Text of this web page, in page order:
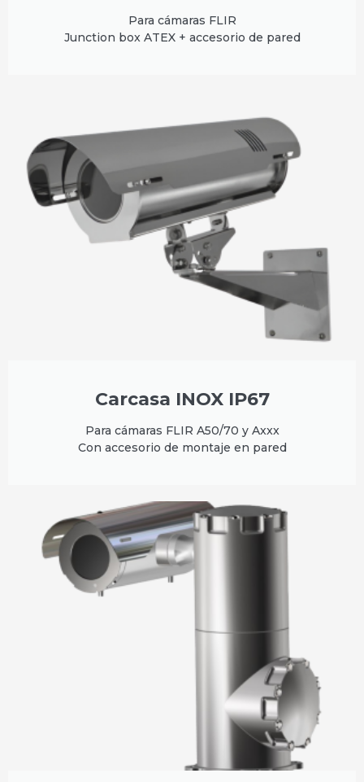
Para cámaras FLIR
Junction box ATEX + accesorio de pared
Carcasa INOX IP67
Para cámaras FLIR A50/70 y Axxx
Con accesorio de montaje en pared